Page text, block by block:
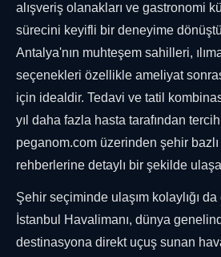
alışveriş olanakları ve gastronomi
sürecini keyifli bir deneyime
Antalya'nın muhteşem sahilleri,
seçenekleri özellikle ameliyat
için idealdir. Tedavi ve tatil
yıl daha fazla hasta tarafından
peganom.com üzerinden şehir bazlı
rehberlerine detaylı bir şekilde
Şehir seçiminde ulaşım kolaylığı
İstanbul Havalimanı, dünya
destinasyona direkt uçuş sunan